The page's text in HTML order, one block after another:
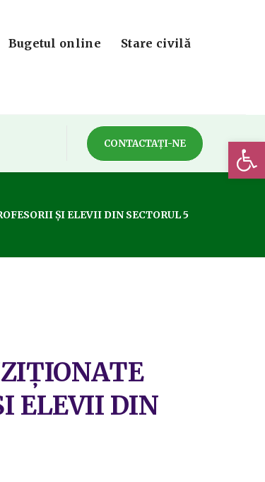
Bugetul online Stare civilă
CONTACTAȚI-NE
ȘI ELEVII DIN SECTORUL 5
ELEVII DIN